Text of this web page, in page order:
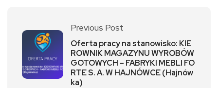
Previous Post
Oferta pracy na stanowisko: KIE
ROWNIK MAGAZYNU WYROBÓW
GOTOWYCH – FABRYKI MEBLI FO
RTE S. A. W HAJNÓWCE (Hajnów
ka)